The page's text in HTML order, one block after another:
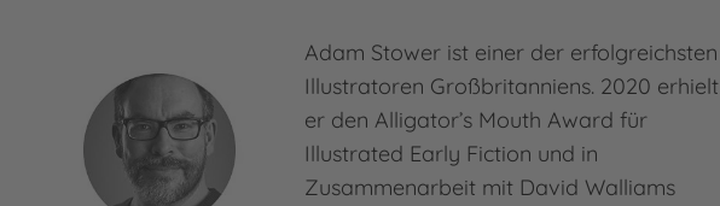
Adam Stower ist einer der erfolgreichsten
Illustratoren Großbritanniens. 2020 erhielt
er den Alligator’s Mouth Award für
Illustrated Early Fiction und in
Zusammenarbeit mit David Walliams